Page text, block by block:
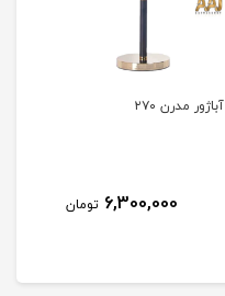
آباژور مدرن ۲۷۰
6,300,000 تومان